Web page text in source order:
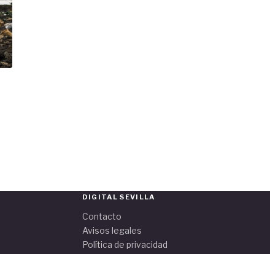
DIGITAL SEVILLA
Contacto
Avisos legales
Política de privacidad